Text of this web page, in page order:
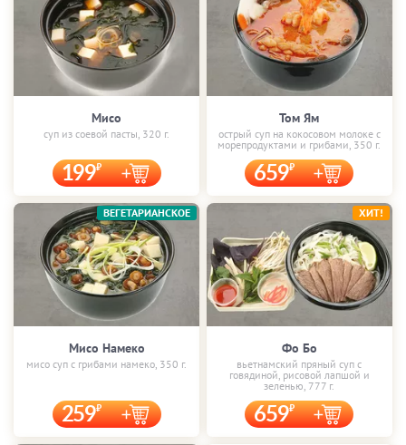
Мисо
суп из соевой пасты, 320 г.
199
Том Ям
острый суп на кокосовом молоке с
морепродуктами и грибами, 350 г.
659
Мисо Намеко
мисо суп с грибами намеко, 350 г.
259
ВЕГЕТАРИАНСКОЕ
Фо Бо
вьетнамский пряный суп с
говядиной, рисовой лапшой и
зеленью, 777 г.
659
ХИТ!